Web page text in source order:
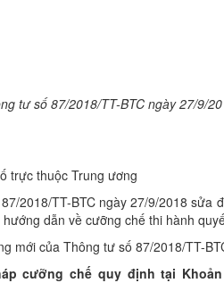
tư số 87/2018/TT-BTC ngày 27/9/
trực thuộc Trung ương
2018/TT-BTC ngày 27/9/2018
dẫn về cưỡng chế thi hành
mới của Thông tư số 87/2018/TT-
cưỡng chế quy định tại